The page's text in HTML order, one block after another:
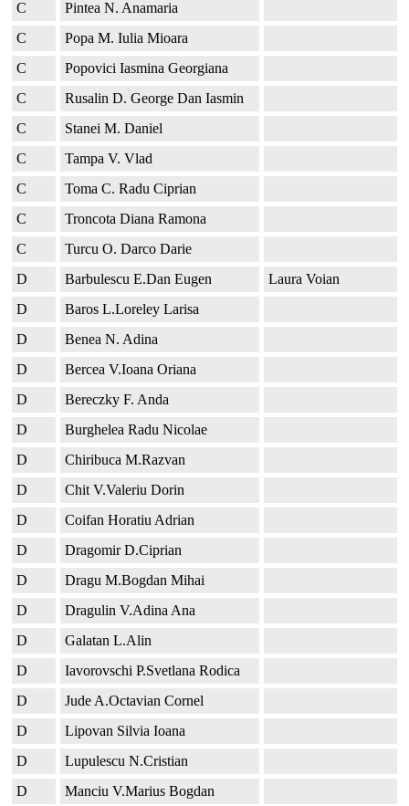
C
Pintea N. Anamaria
C
Popa M. Iulia Mioara
C
Popovici Iasmina Georgiana
C
Rusalin D. George Dan Iasmin
C
Stanei M. Daniel
C
Tampa V. Vlad
C
Toma C. Radu Ciprian
C
Troncota Diana Ramona
C
Turcu O. Darco Darie
D
Barbulescu E.Dan Eugen
Laura Voian
D
Baros L.Loreley Larisa
D
Benea N. Adina
D
Bercea V.Ioana Oriana
D
Bereczky F. Anda
D
Burghelea Radu Nicolae
D
Chiribuca M.Razvan
D
Chit V.Valeriu Dorin
D
Coifan Horatiu Adrian
D
Dragomir D.Ciprian
D
Dragu M.Bogdan Mihai
D
Dragulin V.Adina Ana
D
Galatan L.Alin
D
Iavorovschi P.Svetlana Rodica
D
Jude A.Octavian Cornel
D
Lipovan Silvia Ioana
D
Lupulescu N.Cristian
D
Manciu V.Marius Bogdan